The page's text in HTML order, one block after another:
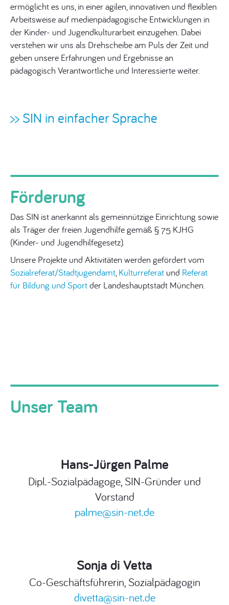
ermöglicht es uns, in einer agilen, innovativen und flexiblen
Arbeitsweise auf medienpädagogische Entwicklungen in
der Kinder- und Jugendkulturarbeit einzugehen. Dabei
verstehen wir uns als Drehscheibe am Puls der Zeit und
geben unsere Erfahrungen und Ergebnisse an
pädagogisch Verantwortliche und Interessierte weiter.
>> SIN in einfacher Sprache
Förderung
Das SIN ist anerkannt als gemeinnützige Einrichtung sowie
als Träger der freien Jugendhilfe gemäß § 75 KJHG
(Kinder- und Jugendhilfegesetz).
Unsere Projekte und Aktivitäten werden gefördert vom
Sozialreferat/Stadtjugendamt,Kulturreferat und Referat
für Bildung und Sportder Landeshauptstadt München.
Unser Team
Hans-Jürgen Palme
Dipl.-Sozialpädagoge, SIN-Gründer und
Vorstand
palme@sin-net.de
Sonja di Vetta
Co-Geschäftsführerin, Sozialpädagogin
divetta@sin-net.de